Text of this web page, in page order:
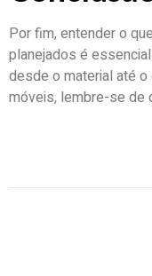
Por fim, entender o
planejados é
desde o material até
móveis, lembre-se de